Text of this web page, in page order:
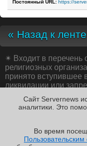
Постоянный URL: https://
« Назад к ленте
✴ Входит в
религиозных
принято вступившее
ликвидации или
№ 114-ФЗ «О
деятельности»;
Сайт Servernews
аналитики. Это
Во время